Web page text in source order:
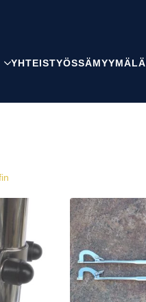
YHTEISTYÖSSÄMYYMÄLÄ